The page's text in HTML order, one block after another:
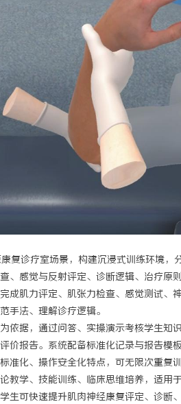
复诊疗室场景，构建沉浸式训练环境
、感觉与反射评定、诊断逻辑、治疗
成肌力评定、肌张力检查、感觉测试
手法、理解诊疗逻辑。
依据，通过问答、实操演示考核学生
价报告。系统配备标准化记录与报告模
准化、操作安全化特点，可无限次重
教学、技能训练、临床思维培养，适用
生可快速提升肌肉神经康复评定、诊
驾护航 揭秘！专业充电桩项目